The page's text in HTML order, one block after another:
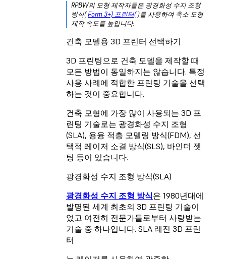
RPBW의 모형 제작자들은 광경화성 수지 조형
방식(Form 3+) 프린터()를 사용하여 축소 모형
제작 속도를 높입니다.
건축 모델용 3D 프린터 선택하기
3D 프린팅으로 건축 모델을 제작할 때
모든 방법이 동일하지는 않습니다. 특정
사용 사례에 적합한 프린팅 기술을 선택
하는 것이 중요합니다.
건축 모형에 가장 많이 사용되는 3D 프
린팅 기술로는 광경화성 수지 조형
(SLA), 용융 적층 모델링 방식(FDM), 선
택적 레이저 소결 방식(SLS), 바인더 젯
팅 등이 있습니다.
광경화성 수지 조형 방식(SLA)
광경화성 수지 조형 방식은 1980년대에
발명된 세계 최초의 3D 프린팅 기술이
었고 여전히 전문가들로부터 사랑받는
기술 중 하나입니다. SLA 레진 3D 프린
터